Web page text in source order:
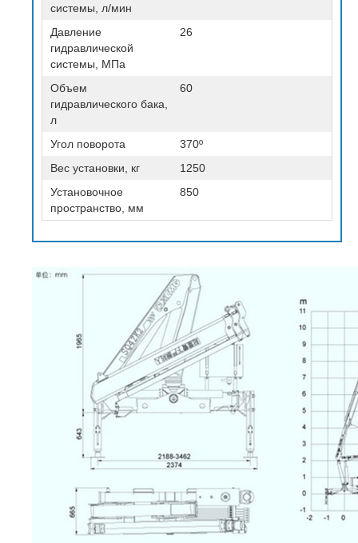
системы, л/мин
Давление
гидравлической
системы, МПа
26
Объем
гидравлического бака,
л
60
Угол поворота 370º
Вес установки, кг
1250
Установочное
пространство, мм
850